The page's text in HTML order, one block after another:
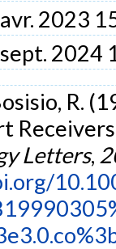
2023
2024
R.
Letters,